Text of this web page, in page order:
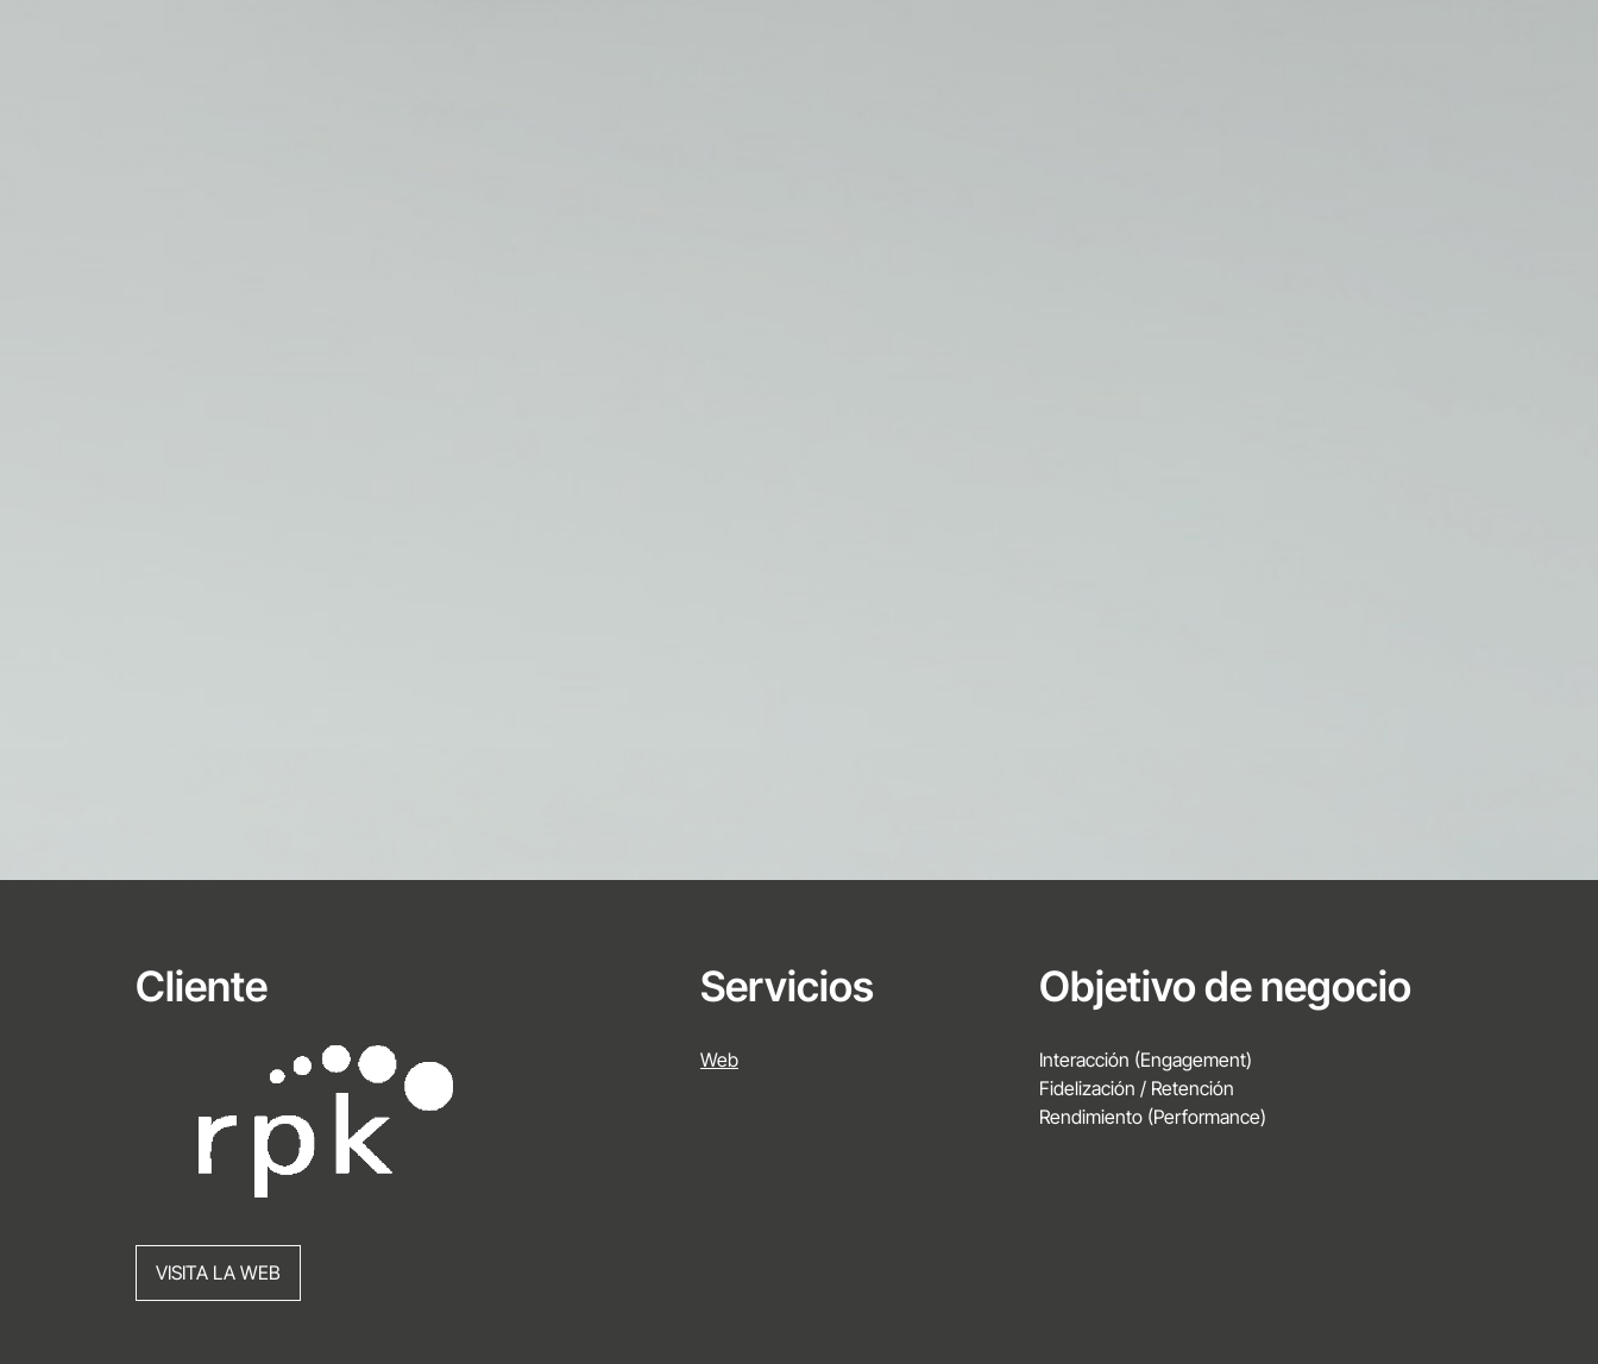
Cliente
VISITA LA WEB
Servicios
Web
Objetivo de negocio
Interacción (Engagement)
Fidelización / Retención
Rendimiento (Performance)